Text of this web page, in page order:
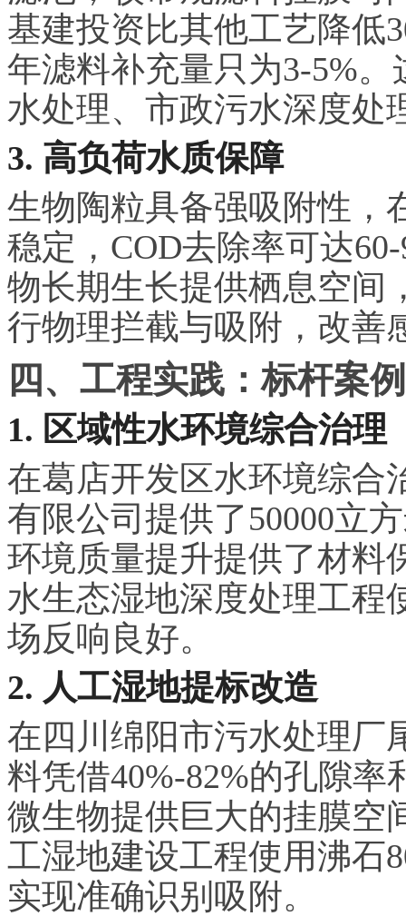
基建投资比其他工艺降低
年滤料补充量只为3-5%
水处理、市政污水深度处
3. 高负荷水质保障
生物陶粒具备强吸附性，
稳定，COD去除率可达
物长期生长提供栖息空间
行物理拦截与吸附，改善
四、工程实践：标杆案
1. 区域性水环境综合治理
在葛店开发区水环境综合
有限公司提供了50000立
环境质量提升提供了材料
水生态湿地深度处理工程
场反响良好。
2. 人工湿地提标改造
在四川绵阳市污水处理厂
料凭借40%-82%的孔隙率
微生物提供巨大的挂膜空
工湿地建设工程使用沸石
实现准确识别吸附。